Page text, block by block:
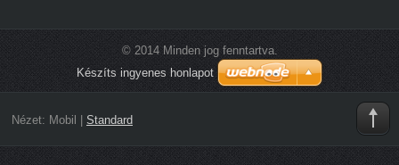
© 2014 Minden jog fenntartva.
Készíts ingyenes honlapot
Nézet: Mobil Standard